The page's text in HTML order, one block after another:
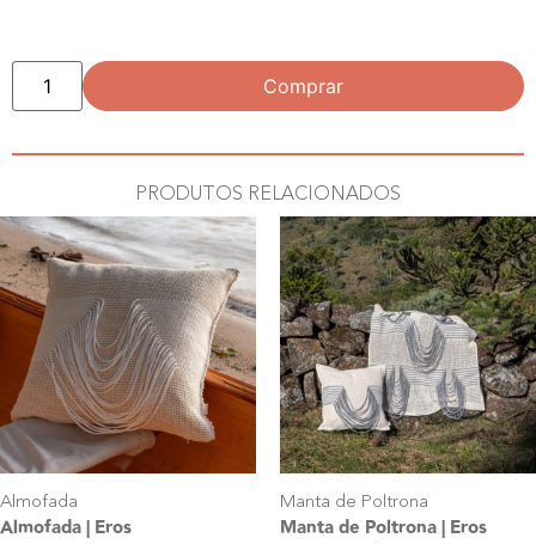
Comprar
PRODUTOS RELACIONADOS
Almofada
Almofada | Eros
Manta de Poltrona
Manta de Poltrona | Eros